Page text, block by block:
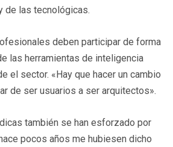
de las tecnológicas.
deben participar de forma
las herramientas de inteligencia
el sector. «Hay que hacer un cambio
de ser usuarios a ser arquitectos».
también se han esforzado por
pocos años me hubiesen dicho